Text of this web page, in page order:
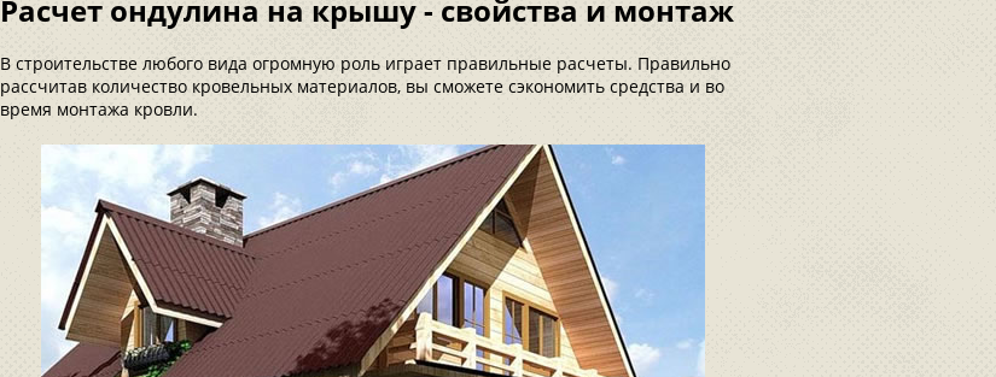
Расчет ондулина на крышу - свойства и монтаж
В строительстве любого вида огромную роль играет правильные расчеты. Правильно
рассчитав количество кровельных материалов, вы сможете сэкономить средства и во
время монтажа кровли.